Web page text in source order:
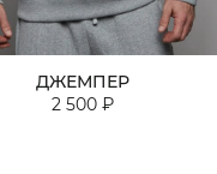
ДЖЕМПЕР
2 500 ₽